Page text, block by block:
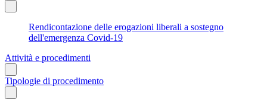
Rendicontazione delle erogazioni liberali a sostegno
dell'emergenza Covid-19
Attività e procedimenti
Tipologie di procedimento